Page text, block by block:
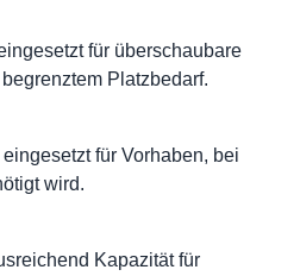
für überschaubare
Platzbedarf.
für Vorhaben, bei
wird.
Kapazität für